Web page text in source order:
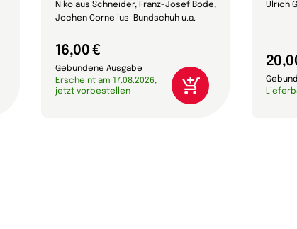
Nikolaus Schneider, Franz-Josef Bode,
Jochen Cornelius-Bundschuh u.a.
16,00 €
Gebundene Ausgabe
Erscheint am 17.08.2026,
jetzt vorbestellen
Ulrich